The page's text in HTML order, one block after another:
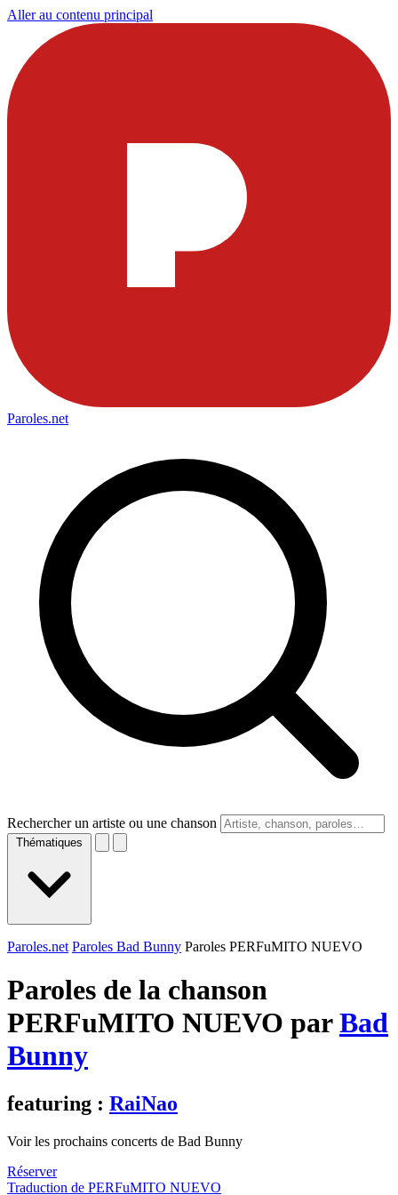
Aller au contenu principal
Paroles.net
Rechercher un artiste ou une chanson
Thématiques
Paroles.net Paroles Bad Bunny Paroles PERFuMITO NUEVO
Paroles de la chanson
PERFuMITO NUEVO parBad
Bunny
featuring : RaiNao
Voir les prochains concerts de Bad Bunny
Réserver
Traduction de PERFuMITO NUEVO